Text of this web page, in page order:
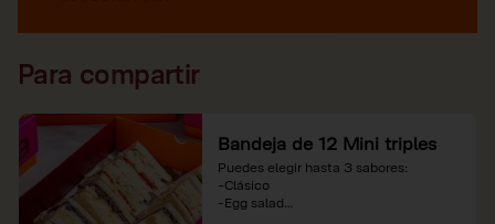
Para compartir
Bandeja de 12 Mini triples
Puedes elegir hasta 3 sabores:
-Clásico
-Egg salad